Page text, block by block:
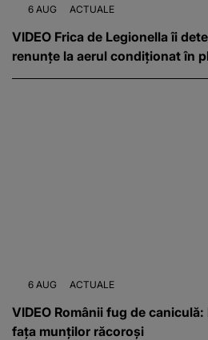
6 AUG ACTUALE
VIDEO Frica de Legionella îi
renunțe la aerul condiționat în
6 AUG ACTUALE
VIDEO Românii fug de
fața munților răcoroși